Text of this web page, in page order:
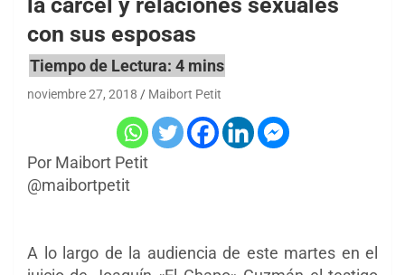
con sus esposas
noviembre 27, 2018 Maibort Petit
Por Maibort Petit
@maibortpetit
A lo largo de la audiencia de este martes en el